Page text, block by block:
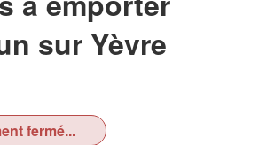
sur Yèvre
fermé...